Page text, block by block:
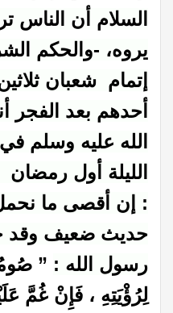
السلام أن الناس
يروه، -والحكم
إتمام شعبان
أحدهم بعد الفجر
الله عليه وسلم
الليلة أول رمضان
: إن أقصى ما نحمل
حديث ضعيف وقد
رسول الله : ”
لِرُؤْيَتِهِ ، فَإِنْ غُمَّ